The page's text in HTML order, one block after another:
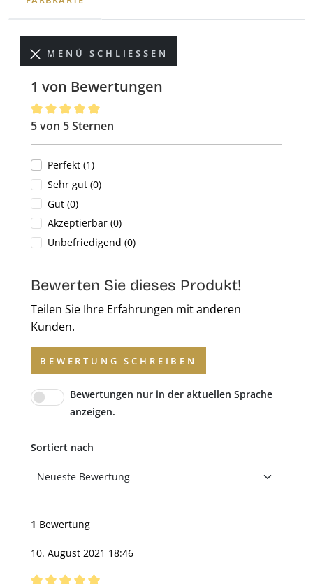
MENÜ SCHLIESSEN
1 von Bewertungen
Durchschnittliche Bewertung von 5 von 5 Sternen
5 von 5 Sternen
Perfekt (1)
Sehr gut (0)
Gut (0)
Akzeptierbar (0)
Unbefriedigend (0)
Bewerten Sie dieses Produkt!
Teilen Sie Ihre Erfahrungen mit anderen
Kunden.
BEWERTUNG SCHREIBEN
Bewertungen nur in der aktuellen Sprache
anzeigen.
Sortiert nach
1 Bewertung
10. August 2021 18:46